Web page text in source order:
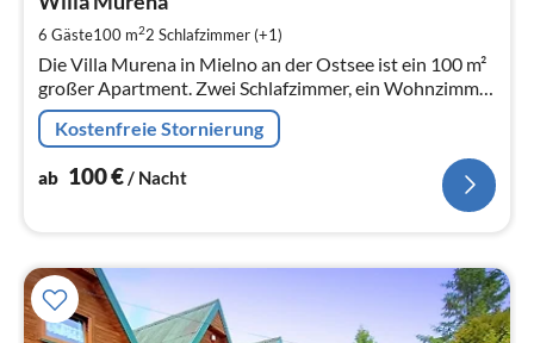
6 Gäste100 m22 Schlafzimmer (+1)
Die Villa Murena in Mielno an der Ostsee ist ein 100 m²
großer Apartment. Zwei Schlafzimmer, ein Wohnzimmer
mit Essbereich, eine voll ausgestattete Küche und ein
Badezimmer. Draußen: Garten mit Parkplatz, Spielplatz,
Kostenfreie Stornierung
ab 100€/ Nacht